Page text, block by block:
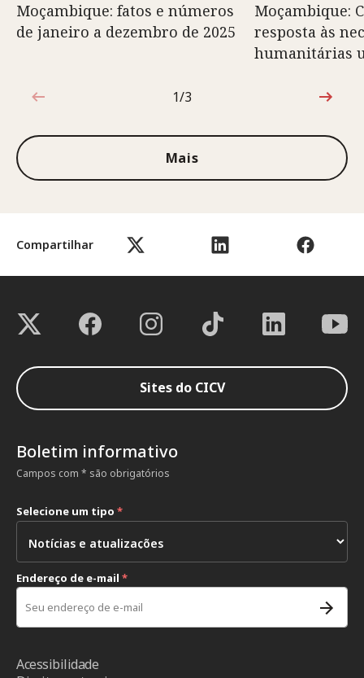
Compartilhar
Moçambique: fatos e números
de janeiro a dezembro de 2025
Moçambique:
resposta às
humanitárias
1 de 3
1/3
Mais
Sites do CICV
Boletim informativo
Campos com * são obrigatórios
Selecione um tipo *
Endereço de e-mail *
Acessibilidade